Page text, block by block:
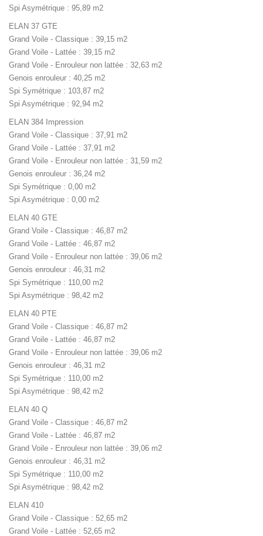
Spi Asymétrique : 95,89 m2
ELAN 37 GTE
Grand Voile - Classique : 39,15 m2
Grand Voile - Lattée : 39,15 m2
Grand Voile - Enrouleur non lattée : 32,63 m2
Genois enrouleur : 40,25 m2
Spi Symétrique : 103,87 m2
Spi Asymétrique : 92,94 m2
ELAN 384 Impression
Grand Voile - Classique : 37,91 m2
Grand Voile - Lattée : 37,91 m2
Grand Voile - Enrouleur non lattée : 31,59 m2
Genois enrouleur : 36,24 m2
Spi Symétrique : 0,00 m2
Spi Asymétrique : 0,00 m2
ELAN 40 GTE
Grand Voile - Classique : 46,87 m2
Grand Voile - Lattée : 46,87 m2
Grand Voile - Enrouleur non lattée : 39,06 m2
Genois enrouleur : 46,31 m2
Spi Symétrique : 110,00 m2
Spi Asymétrique : 98,42 m2
ELAN 40 PTE
Grand Voile - Classique : 46,87 m2
Grand Voile - Lattée : 46,87 m2
Grand Voile - Enrouleur non lattée : 39,06 m2
Genois enrouleur : 46,31 m2
Spi Symétrique : 110,00 m2
Spi Asymétrique : 98,42 m2
ELAN 40 Q
Grand Voile - Classique : 46,87 m2
Grand Voile - Lattée : 46,87 m2
Grand Voile - Enrouleur non lattée : 39,06 m2
Genois enrouleur : 46,31 m2
Spi Symétrique : 110,00 m2
Spi Asymétrique : 98,42 m2
ELAN 410
Grand Voile - Classique : 52,65 m2
Grand Voile - Lattée : 52,65 m2